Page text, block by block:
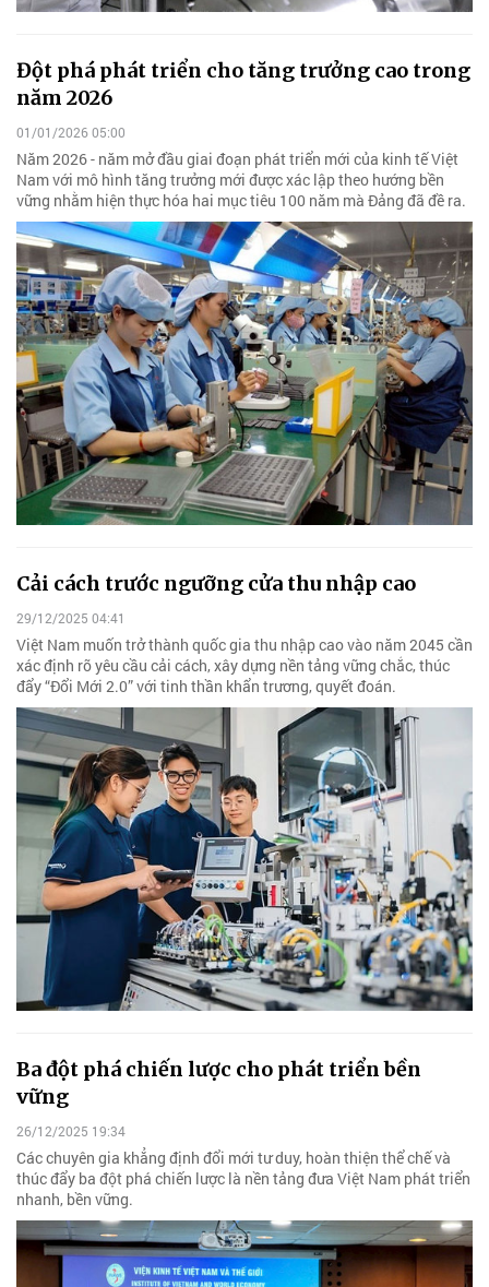
Đột phá phát triển cho tăng trưởng cao trong
năm 2026
01/01/2026 05:00
Năm 2026 - năm mở đầu giai đoạn phát triển mới của kinh tế Việt
Nam với mô hình tăng trưởng mới được xác lập theo hướng bền
vững nhằm hiện thực hóa hai mục tiêu 100 năm mà Đảng đã đề ra.
Cải cách trước ngưỡng cửa thu nhập cao
29/12/2025 04:41
Việt Nam muốn trở thành quốc gia thu nhập cao vào năm 2045 cần
xác định rõ yêu cầu cải cách, xây dựng nền tảng vững chắc, thúc
đẩy “Đổi Mới 2.0” với tinh thần khẩn trương, quyết đoán.
Ba đột phá chiến lược cho phát triển bền
vững
26/12/2025 19:34
Các chuyên gia khẳng định đổi mới tư duy, hoàn thiện thể chế và
thúc đẩy ba đột phá chiến lược là nền tảng đưa Việt Nam phát triển
nhanh, bền vững.